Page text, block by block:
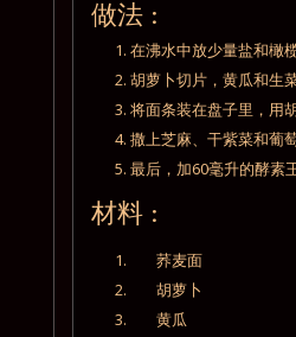
做法 :
1. 在沸水中放少量盐和橄
2. 胡萝卜切片，黄瓜和生
3. 将面条装在盘子里，用
4. 撒上芝麻、干紫菜和葡萄
5. 最后，加60毫升的酵素
材料 :
1. 荞麦面
2.
胡萝卜
3.
黄瓜